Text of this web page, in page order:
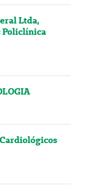
Ltda,
Policlínica